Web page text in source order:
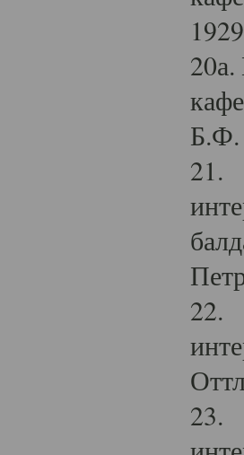
Б.Ф.
21.
22.
23.